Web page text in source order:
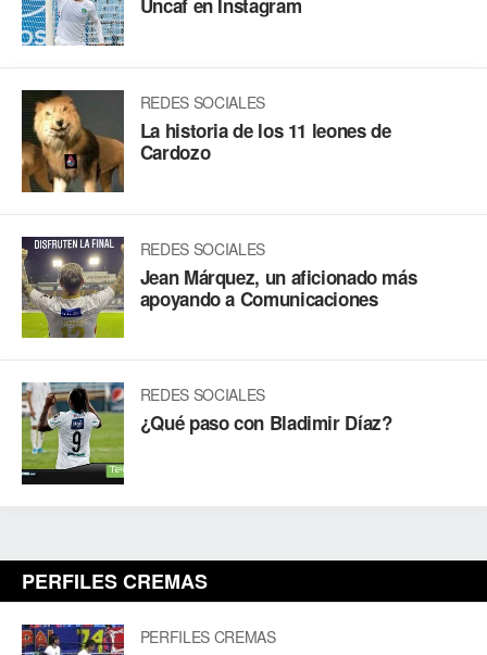
Uncaf en Instagram
REDES SOCIALES
La historia de los 11 leones de
Cardozo
REDES SOCIALES
Jean Márquez, un aficionado más
apoyando a Comunicaciones
REDES SOCIALES
¿Qué paso con Bladimir Díaz?
PERFILES CREMAS
PERFILES CREMAS